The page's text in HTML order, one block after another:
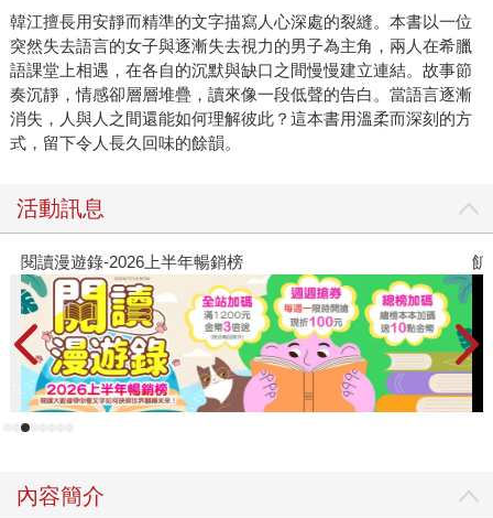
作《素食者》（채식주의자）後，韓江在《少年來了》（소
년이 온다）以六位參與光州事件的平民，表面控訴獨裁者的
政治壓迫與人性受創，實則探討人性為何物。接著《白》
（흰）又如現代《道德經》般橫空出世，在不同的「白」中
思索生命本質。這些看來各異的主題，其實隱含相似內核，
那便是韓江對生死的內省。 睽違五年，韓江在本書《永不
力為主題，文中投射自我，虛實交錯。即便描寫熾熱悲劇，
充滿哲思的文字始終冷冽、靜謐，如帶血的冰，卻也因此讓
人看清血跡穿透擴散的痕跡。她筆下的角色常是柔弱的，像
高牆旁微弱蒼白的雞蛋，但韓江總賦予這些人物堅不可摧的
殼，並在黑暗中孕育良善與勇氣。 坐落南韓國境之南，現
今被視作度假勝地的濟州島，曾經是獨裁政治暴力下的禁
地。相較一九八○年影響其後韓國民主化的光州事件，一九四
○年代的濟州四三事件對於臺灣人而言可能較為陌生。起源於
一九四七年的警民衝突誤殺事件，濟州民心激起反警情結，
韓）對峙。時任總統的李承晚頒布戒嚴令，以肅清共產份子
韓江擅長用安靜而精準的文字描寫人心深處的裂縫。本書以一位
突然失去語言的女子與逐漸失去視力的男子為主角，兩人在希臘
語課堂上相遇，在各自的沉默與缺口之間慢慢建立連結。故事節
奏沉靜，情感卻層層堆疊，讀來像一段低聲的告白。當語言逐漸
消失，人與人之間還能如何理解彼此？這本書用溫柔而深刻的方
式，留下令人長久回味的餘韻。
活動訊息
閱讀漫遊錄-2026上半年暢銷榜 飢
內容簡介